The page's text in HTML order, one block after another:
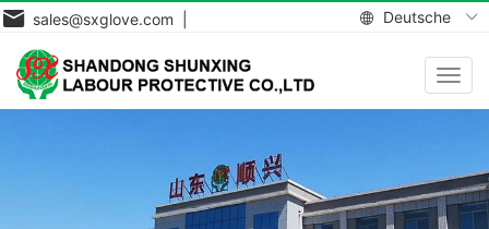
Deutsche
sales@sxglove.com |